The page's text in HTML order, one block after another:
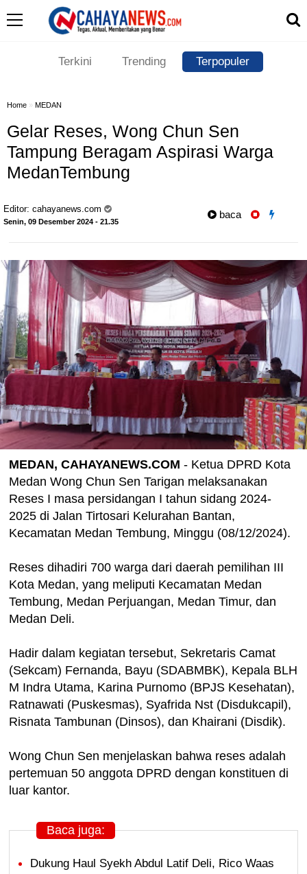
Terkini Trending Terpopuler
Home » MEDAN
Gelar Reses, Wong Chun Sen
Tampung Beragam Aspirasi Warga
MedanTembung
Editor: cahayanews.com
Senin, 09 Desember 2024 - 21.35
baca
MEDAN, CAHAYANEWS.COM - Ketua DPRD Kota
Medan Wong Chun Sen Tarigan melaksanakan
Reses I masa persidangan I tahun sidang 2024-
2025 di Jalan Tirtosari Kelurahan Bantan,
Kecamatan Medan Tembung, Minggu (08/12/2024).
Reses dihadiri 700 warga dari daerah pemilihan III
Kota Medan, yang meliputi Kecamatan Medan
Tembung, Medan Perjuangan, Medan Timur, dan
Medan Deli.
Hadir dalam kegiatan tersebut, Sekretaris Camat
(Sekcam) Fernanda, Bayu (SDABMBK), Kepala BLH
M Indra Utama, Karina Purnomo (BPJS Kesehatan),
Ratnawati (Puskesmas), Syafrida Nst (Disdukcapil),
Risnata Tambunan (Dinsos), dan Khairani (Disdik).
Wong Chun Sen menjelaskan bahwa reses adalah
pertemuan 50 anggota DPRD dengan konstituen di
luar kantor.
Baca juga:
Dukung Haul Syekh Abdul Latif Deli, Rico Waas